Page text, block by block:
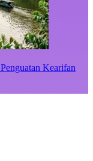
Kearifan